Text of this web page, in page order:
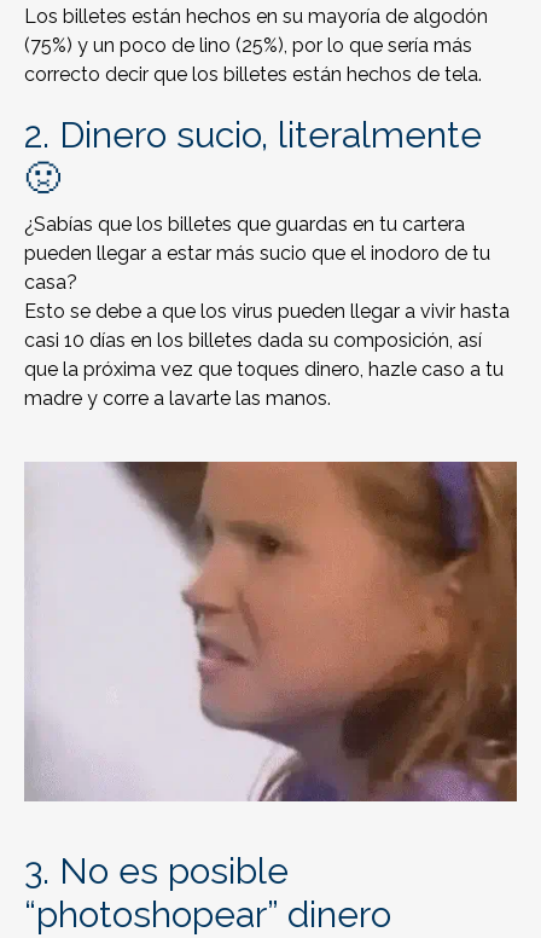
Los billetes están hechos en su mayoría de algodón
(75%) y un poco de lino (25%), por lo que sería más
correcto decir que los billetes están hechos de tela.
2. Dinero sucio, literalmente
🤢
¿Sabías que los billetes que guardas en tu cartera
pueden llegar a estar más sucio que el inodoro de tu
casa?
Esto se debe a que los virus pueden llegar a vivir hasta
casi 10 días en los billetes dada su composición, así
que la próxima vez que toques dinero, hazle caso a tu
madre y corre a lavarte las manos.
3. No es posible
“photoshopear” dinero